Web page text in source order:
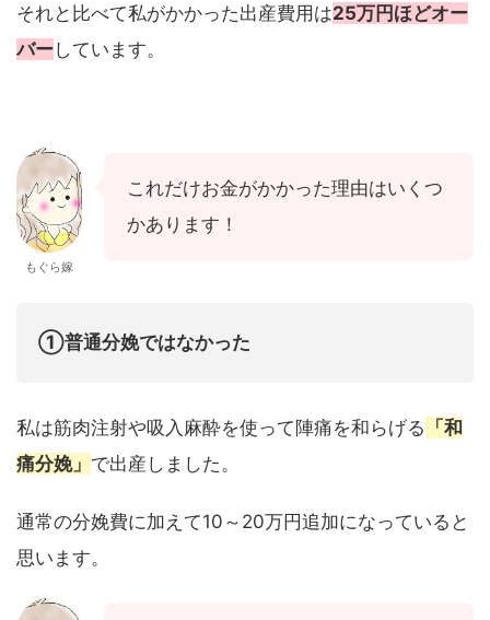
それと比べて私がかかった出産費用は25万円ほどオー
バーしています。
もぐら嫁
これだけお金がかかった理由はいくつ
かあります！
①普通分娩ではなかった
私は筋肉注射や吸入麻酔を使って陣痛を和らげる 「和
痛分娩」 で出産しました。
通常の分娩費に加えて10～20万円追加になっていると
思います。